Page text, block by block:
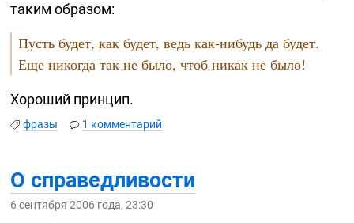
таким образом:
Пусть будет, как будет, ведькак-нибудь да будет.
Еще никогда так не было, чтоб никак не было!
Хороший принцип.
фразы 1 комментарий
О справедливости
6 сентября 2006 года, 23:30